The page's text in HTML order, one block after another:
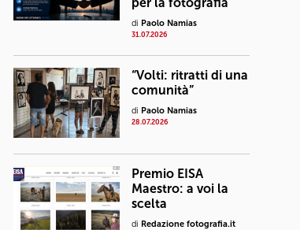
di Paolo Namias
31.07.2026
“Volti: ritratti di una
comunità”
di Paolo Namias
28.07.2026
Premio EISA
Maestro: a voi la
scelta
di Redazione fotografia.it